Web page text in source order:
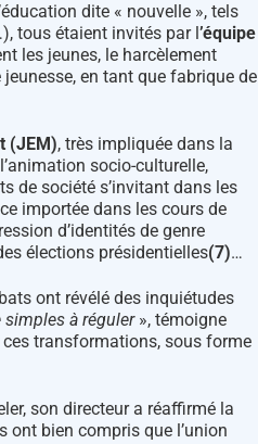
dite « nouvelle », tels
tous étaient invités par l ’équipe
les jeunes, le harcèlement
en tant que fabrique de
(JEM), très impliquée dans la
socio-culturelle,
de société s’invitant dans les
importée dans les cours de
d’identités de genre
élections présidentielles(7)…
ont révélé des inquiétudes
simples à réguler», témoigne
transformations, sous forme
son directeur a réaffirmé la
bien compris que l’union